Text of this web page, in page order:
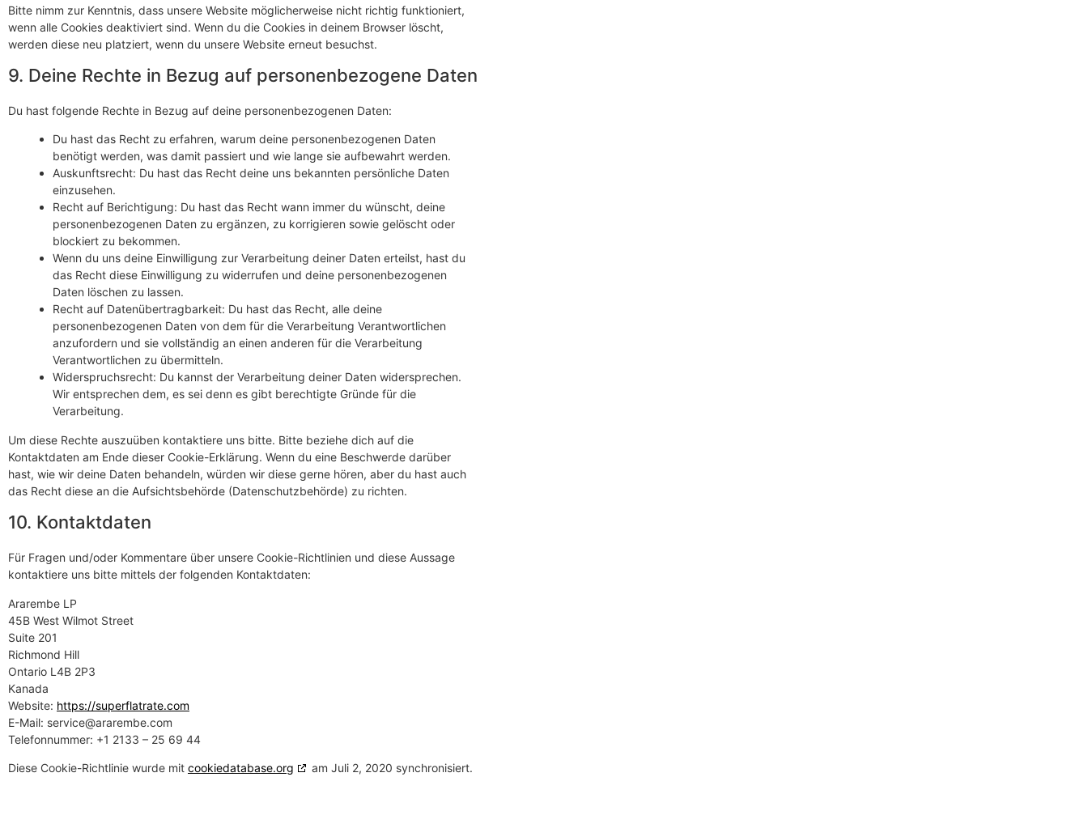
Bitte nimm zur Kenntnis, dass unsere Website möglicherweise nicht richtig funktioniert,
wenn alle Cookies deaktiviert sind. Wenn du die Cookies in deinem Browser löscht,
werden diese neu platziert, wenn du unsere Website erneut besuchst.
9. Deine Rechte in Bezug auf personenbezogene Daten
Du hast folgende Rechte in Bezug auf deine personenbezogenen Daten:
Du hast das Recht zu erfahren, warum deine personenbezogenen Daten
benötigt werden, was damit passiert und wie lange sie aufbewahrt werden.
Auskunftsrecht: Du hast das Recht deine uns bekannten persönliche Daten
einzusehen.
Recht auf Berichtigung: Du hast das Recht wann immer du wünscht, deine
personenbezogenen Daten zu ergänzen, zu korrigieren sowie gelöscht oder
blockiert zu bekommen.
Wenn du uns deine Einwilligung zur Verarbeitung deiner Daten erteilst, hast du
das Recht diese Einwilligung zu widerrufen und deine personenbezogenen
Daten löschen zu lassen.
Recht auf Datenübertragbarkeit: Du hast das Recht, alle deine
personenbezogenen Daten von dem für die Verarbeitung Verantwortlichen
anzufordern und sie vollständig an einen anderen für die Verarbeitung
Verantwortlichen zu übermitteln.
Widerspruchsrecht: Du kannst der Verarbeitung deiner Daten widersprechen.
Wir entsprechen dem, es sei denn es gibt berechtigte Gründe für die
Verarbeitung.
Um diese Rechte auszuüben kontaktiere uns bitte. Bitte beziehe dich auf die
Kontaktdaten am Ende dieser Cookie-Erklärung. Wenn du eine Beschwerde darüber
hast, wie wir deine Daten behandeln, würden wir diese gerne hören, aber du hast auch
das Recht diese an die Aufsichtsbehörde (Datenschutzbehörde) zu richten.
10. Kontaktdaten
Für Fragen und/oder Kommentare über unsere Cookie-Richtlinien und diese Aussage
kontaktiere uns bitte mittels der folgenden Kontaktdaten:
Ararembe LP
45B West Wilmot Street
Suite 201
Richmond Hill
Ontario L4B 2P3
Kanada
Website: https://superflatrate.com
E-Mail: service@ararembe.com
Telefonnummer: +1 2133 – 25 69 44
Diese Cookie-Richtlinie wurde mit cookiedatabase.org am Juli 2, 2020 synchronisiert.